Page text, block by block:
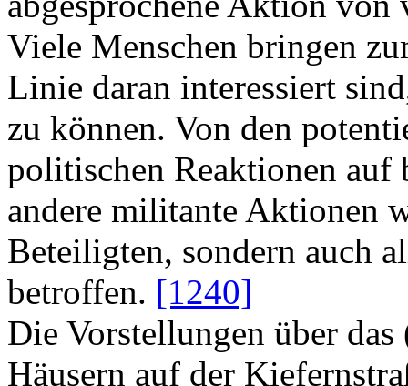
Viele Menschen bringen
Linie daran interessiert
zu können. Von den
politischen Reaktionen auf
andere militante Aktionen
Beteiligten, sondern auch
betroffen. [1240]
Die Vorstellungen über
Häusern auf der